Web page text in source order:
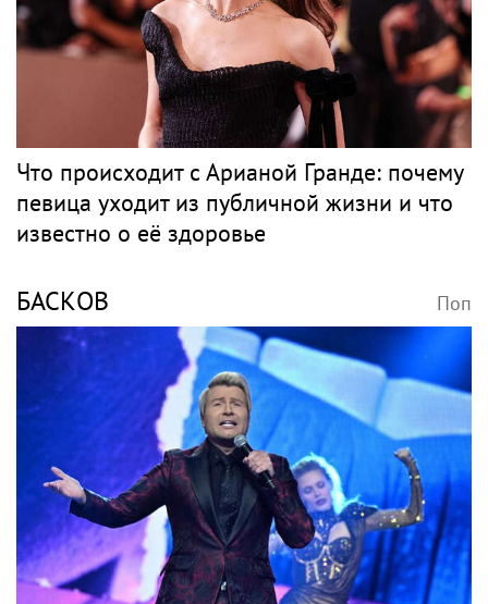
Что происходит с Арианой Гранде: почему
певица уходит из публичной жизни и что
известно о её здоровье
БАСКОВ Поп